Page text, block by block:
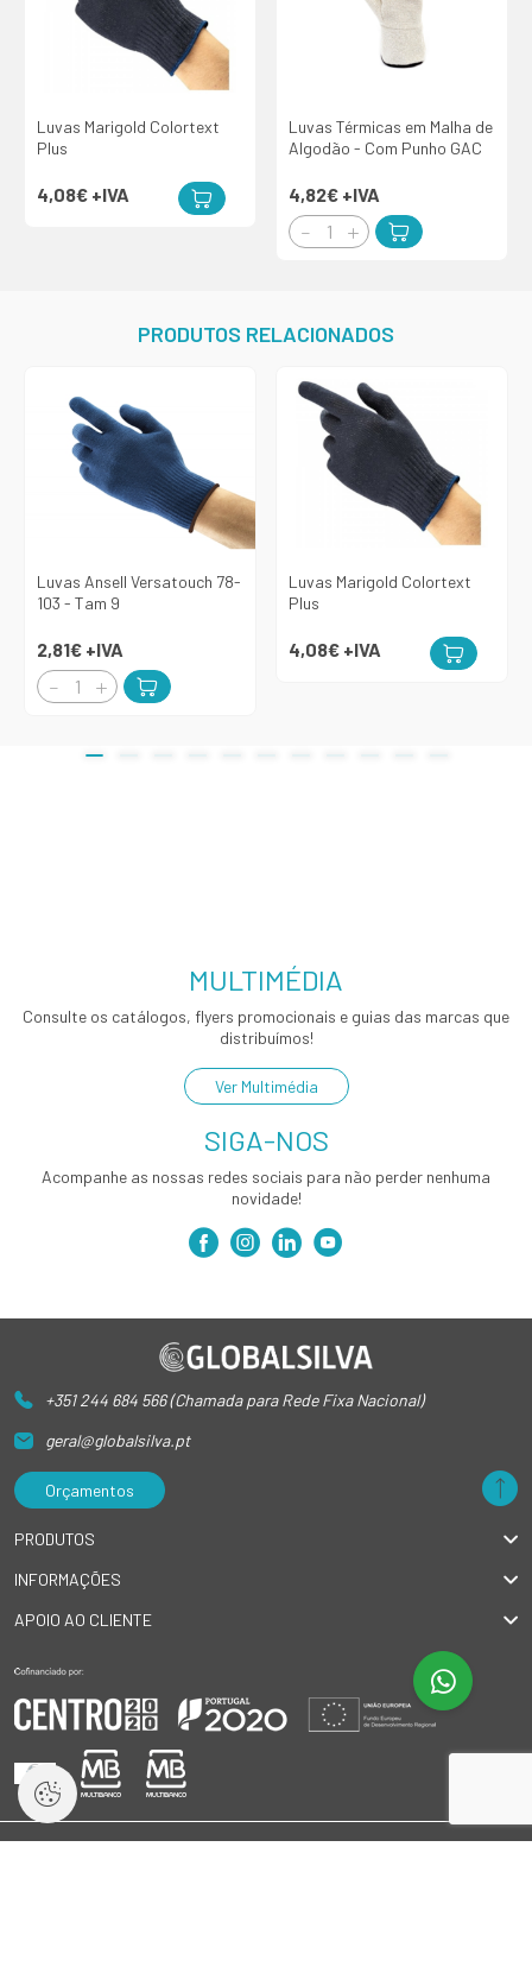
Luvas Marigold Colortext
Plus
4,08€ +IVA
Luvas Térmicas em Malha de
Algodão - Com Punho GAC
4,82€ +IVA
PRODUTOS RELACIONADOS
Luvas Ansell Versatouch 78-
103 - Tam 9
2,81€ +IVA
Luvas Marigold Colortext
Plus
4,08€ +IVA
MULTIMÉDIA
Consulte os catálogos, flyers promocionais e guias das marcas que
distribuímos!
Ver Multimédia
SIGA-NOS
Acompanhe as nossas redes sociais para não perder nenhuma
novidade!
+351 244 684 566 (Chamada para Rede Fixa Nacional)
geral@globalsilva.pt
Orçamentos
PRODUTOS
INFORMAÇÕES
APOIO AO CLIENTE